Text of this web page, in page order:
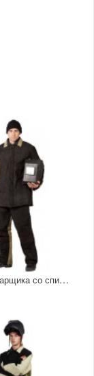
Костюм сварщика со спилком утепленный